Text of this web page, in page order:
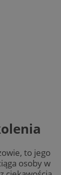
to jego
osoby w